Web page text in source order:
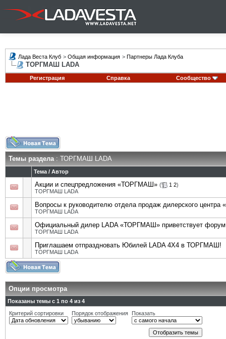
Лада Веста Клуб > Общая информация > Партнеры Лада Клуба
ТОРГМАШ LADA
Регистрация Справка Сообщество
Темы раздела: ТОРГМАШ LADA
Тема / Автор
Акции и спецпредложения «ТОРГМАШ» ( 1 2)
ТОРГМАШ LADA
Вопросы к руководителю отдела продаж дилерского
ТОРГМАШ LADA
Официальный дилер LADA «ТОРГМАШ» приветствует
ТОРГМАШ LADA
Приглашаем отпраздновать Юбилей LADA 4X4 в ТОРГМАШ!
ТОРГМАШ LADA
Опции просмотра
Показаны темы с 1 по 4 из 4
Критерий сортировки
Порядок отображения Показать